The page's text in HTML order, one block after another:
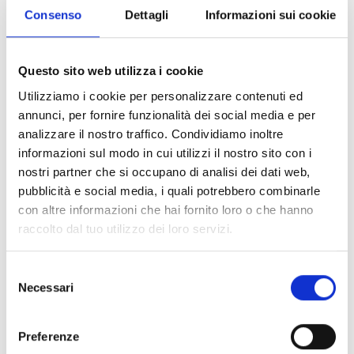
Consenso Dettagli Informazioni sui cookie
Questo sito web utilizza i cookie
Utilizziamo i cookie per personalizzare contenuti ed
annunci, per fornire funzionalità dei social media e per
analizzare il nostro traffico. Condividiamo inoltre
informazioni sul modo in cui utilizzi il nostro sito con i
nostri partner che si occupano di analisi dei dati web,
pubblicità e social media, i quali potrebbero combinarle
con altre informazioni che hai fornito loro o che hanno
raccolto dal tuo utilizzo dei loro servizi.
delNecessari
Preferenze
1. Cosa significa “difformità urbanistica” in un
contratto di appalto?
Ladifformità urbanisticasi verifica quando le opere
realizzate non corrispondono al progetto approvato dal
Comune o dal titolo edilizio.
incidono sulla validità del contratto di appalto.